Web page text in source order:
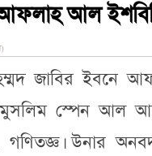
আল
জাবির ইবনে
স্পেন আল
গণিতজ্ঞ। উনার